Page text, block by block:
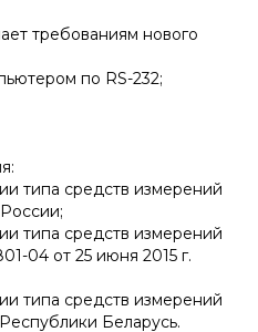
требованиям нового
по RS-232;
типа средств измерений
типа средств измерений
04 от 25 июня 2015 г.
типа средств измерений
Беларусь.